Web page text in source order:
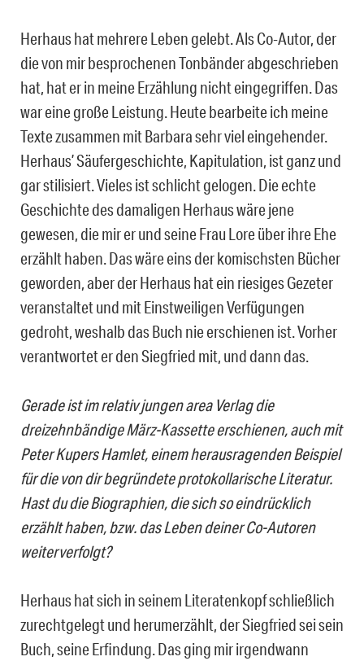
Herhaus hat mehrere Leben gelebt. Als Co-Autor, der
die von mir besprochenen Tonbänder abgeschrieben
hat, hat er in meine Erzählung nicht eingegriffen. Das
war eine große Leistung. Heute bearbeite ich meine
Texte zusammen mit Barbara sehr viel eingehender.
Herhaus’ Säufergeschichte, Kapitulation, ist ganz und
gar stilisiert. Vieles ist schlicht gelogen. Die echte
Geschichte des damaligen Herhaus wäre jene
gewesen, die mir er und seine Frau Lore über ihre Ehe
erzählt haben. Das wäre eins der komischsten Bücher
geworden, aber der Herhaus hat ein riesiges Gezeter
veranstaltet und mit Einstweiligen Verfügungen
gedroht, weshalb das Buch nie erschienen ist. Vorher
verantwortet er den Siegfried mit, und dann das.
Gerade ist im relativ jungen area Verlag die
dreizehnbändige März-Kassette erschienen, auch mit
Peter Kupers Hamlet, einem herausragenden Beispiel
für die von dir begründete protokollarische Literatur.
Hast du die Biographien, die sich so eindrücklich
erzählt haben, bzw. das Leben deiner Co-Autoren
weiterverfolgt?
Herhaus hat sich in seinem Literatenkopf schließlich
zurechtgelegt und herumerzählt, der Siegfried sei sein
Buch, seine Erfindung. Das ging mir irgendwann